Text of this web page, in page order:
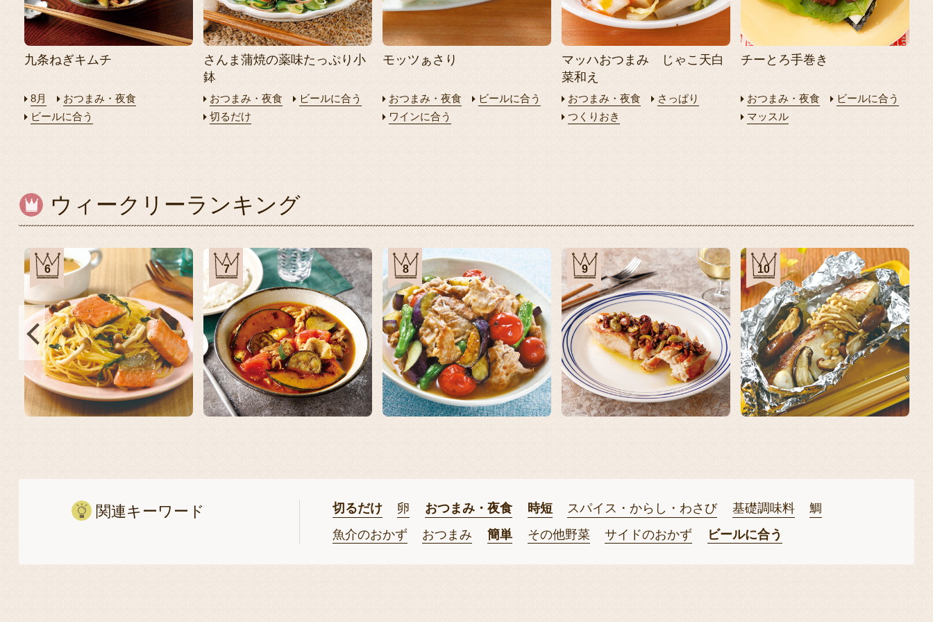
九条ねぎキムチ
8月
おつまみ・夜食
ビールに合う
さんま蒲焼の薬味たっぷり小
鉢
おつまみ・夜食
ビールに合う
切るだけ
モッツぁさり
おつまみ・夜食
ビールに合う
ワインに合う
マッハおつまみ じゃこ天白
菜和え
おつまみ・夜食
さっぱり
つくりおき
チーとろ手巻き
おつまみ・夜食
ビールに合う
マッスル
ウィークリーランキング
6 7 8 9 10
関連キーワード 切るだけ 卵 おつまみ・夜食 時短 スパイス・からし・わさび 基礎調味料
鯛
魚介のおかず
おつまみ 簡単 その他野菜 サイドのおかず ビールに合う